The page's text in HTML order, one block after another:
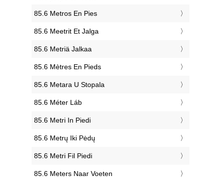
‎85.6 Metros En Pies
‎85.6 Meetrit Et Jalga
‎85.6 Metriä Jalkaa
‎85.6 Mètres En Pieds
‎85.6 Metara U Stopala
‎85.6 Méter Láb
‎85.6 Metri In Piedi
‎85.6 Metrų Iki Pėdų
‎85.6 Metri Fil Piedi
‎85.6 Meters Naar Voeten